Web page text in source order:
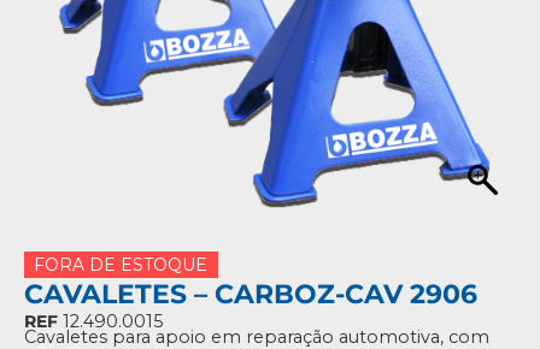
FORA DE ESTOQUE
CAVALETES – CARBOZ-CAV 2906
REF 12.490.0015
Cavaletes para apoio em reparação automotiva, com